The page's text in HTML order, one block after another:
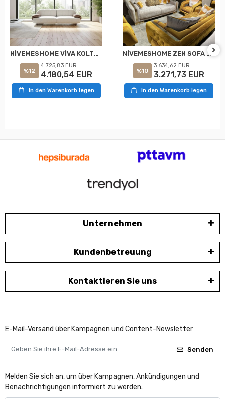
NİVEMESHOME VİVA KOLTUK TAKIMI
%12
4.725,83 EUR
4.180,54 EUR
In den Warenkorb legen
NİVEMESHOME ZEN SOFA SET
%10
3.634,62 EUR
3.271,73 EUR
In den Warenkorb legen
Unternehmen
Kundenbetreuung
Kontaktieren Sie uns
E-Mail-Versand über Kampagnen und Content-Newsletter
Senden
Melden Sie sich an, um über Kampagnen, Ankündigungen und
Benachrichtigungen informiert zu werden.